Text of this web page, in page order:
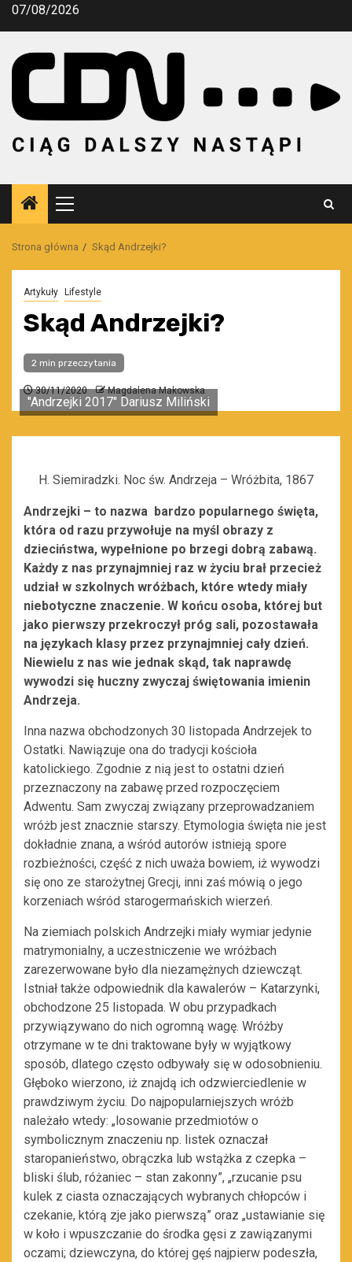
Przejdź
07/08/2026
Menu
główne
Strona główna Skąd Andrzejki?
Artykuły Lifestyle
Skąd Andrzejki?
2 min przeczytania
30/11/2020 Magdalena Makowska
"Andrzejki 2017" Dariusz Miliński
H. Siemiradzki. Noc św. Andrzeja – Wróżbita, 1867
Andrzejki – to nazwa bardzo popularnego święta,
która od razu przywołuje na myśl obrazy z
dzieciństwa, wypełnione po brzegi dobrą zabawą.
Każdy z nas przynajmniej raz w życiu brał przecież
udział w szkolnych wróżbach, które wtedy miały
niebotyczne znaczenie. W końcu osoba, której but
jako pierwszy przekroczył próg sali, pozostawała
na językach klasy przez przynajmniej cały dzień.
Niewielu z nas wie jednak skąd, tak naprawdę
wywodzi się huczny zwyczaj świętowania imienin
Andrzeja.
Inna nazwa obchodzonych 30 listopada Andrzejek to
Ostatki. Nawiązuje ona do tradycji kościoła
katolickiego. Zgodnie z nią jest to ostatni dzień
przeznaczony na zabawę przed rozpoczęciem
Adwentu. Sam zwyczaj związany przeprowadzaniem
wróżb jest znacznie starszy. Etymologia święta nie jest
dokładnie znana, a wśród autorów istnieją spore
rozbieżności, część z nich uważa bowiem, iż wywodzi
się ono ze starożytnej Grecji, inni zaś mówią o jego
korzeniach wśród starogermańskich wierzeń.
Na ziemiach polskich Andrzejki miały wymiar jedynie
matrymonialny, a uczestniczenie we wróżbach
zarezerwowane było dla niezamężnych dziewcząt.
Istniał także odpowiednik dla kawalerów – Katarzynki,
obchodzone 25 listopada. W obu przypadkach
przywiązywano do nich ogromną wagę. Wróżby
otrzymane w te dni traktowane były w wyjątkowy
sposób, dlatego często odbywały się w odosobnieniu.
Głęboko wierzono, iż znajdą ich odzwierciedlenie w
prawdziwym życiu. Do najpopularniejszych wróżb
należało wtedy: „losowanie przedmiotów o
symbolicznym znaczeniu np. listek oznaczał
staropanieństwo, obrączka lub wstążka z czepka –
bliski ślub, różaniec – stan zakonny”, „rzucanie psu
kulek z ciasta oznaczających wybranych chłopców i
czekanie, którą zje jako pierwszą” oraz „ustawianie się
w koło i wpuszczanie do środka gęsi z zawiązanymi
oczami; dziewczyna, do której gęś najpierw podeszła,